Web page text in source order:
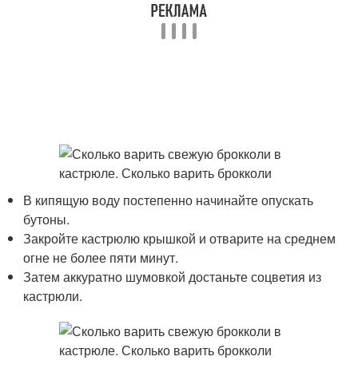
В кипящую воду постепенно начинайте опускать
бутоны.
Закройте кастрюлю крышкой и отварите на среднем
огне не более пяти минут.
Затем аккуратно шумовкой достаньте соцветия из
кастрюли.